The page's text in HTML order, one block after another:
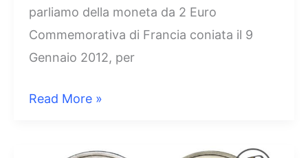
parliamo della moneta da 2 Euro
Commemorativa di Francia coniata il 9
Gennaio 2012, per
2
Read More »